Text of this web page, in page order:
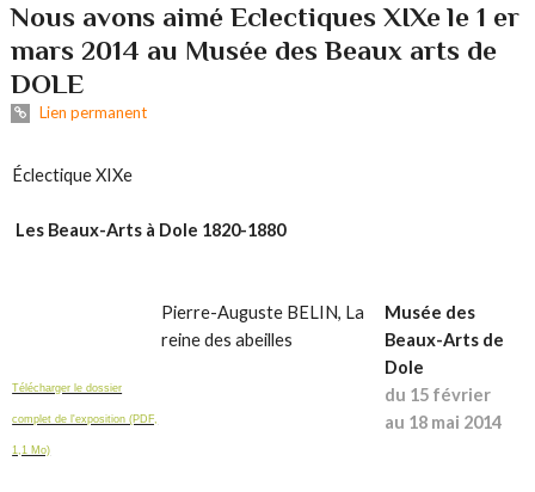
Nous avons aimé Eclectiques XIXe le 1 er
mars 2014 au Musée des Beaux arts de
DOLE
Lien permanent
Éclectique XIXe
Les Beaux-Arts à Dole 1820-1880
Télécharger le dossier
complet de l'exposition (PDF,
1,1 Mo)
Pierre-Auguste BELIN, La
reine des abeilles
Musée des
Beaux-Arts de
Dole
du 15 février
au 18 mai 2014